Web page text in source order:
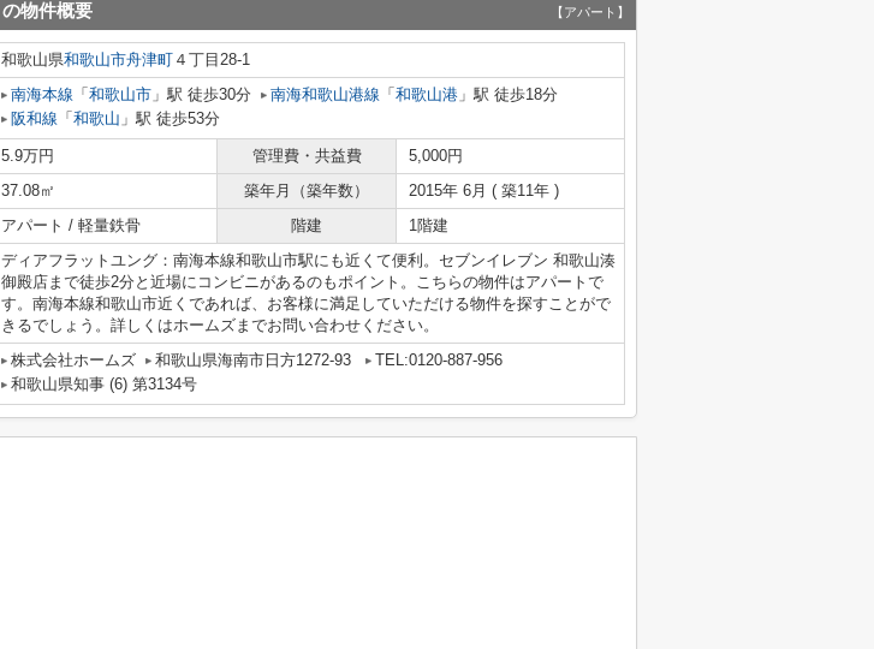
の物件概要 【アパート】
和歌山県和歌山市舟津町 ４丁目28-1
南海本線 「 和歌山市 」駅 徒歩30分 南海和歌山港線 「 和歌山港 」駅 徒歩18分
阪和線 「 和歌山 」駅 徒歩53分
5.9万円 管理費・共益費
5,000円
37.08㎡ 築年月（築年数）
2015年 6月 ( 築11年 )
アパート / 軽量鉄骨 階建 1階建
ディアフラットユング：南海本線和歌山市駅にも近くて便利。セブンイレブン 和歌山湊
御殿店まで徒歩2分と近場にコンビニがあるのもポイント。こちらの物件はアパートで
す。南海本線和歌山市近くであれば、お客様に満足していただける物件を探すことがで
きるでしょう。詳しくはホームズまでお問い合わせください。
株式会社ホームズ 和歌山県海南市日方1272-93
TEL:0120-887-956
和歌山県知事 (6) 第3134号